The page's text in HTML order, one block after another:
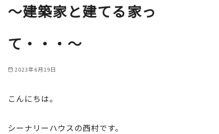
～建築家と建てる家っ
て・・・～
2023年6月19日
こんにちは。
シーナリーハウスの西村です。